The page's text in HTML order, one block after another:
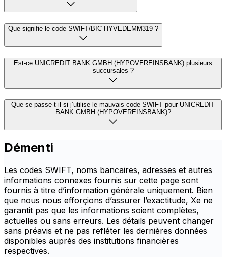
Que signifie le code SWIFT/BIC HYVEDEMM319 ?
Est-ce UNICREDIT BANK GMBH (HYPOVEREINSBANK) plusieurs
succursales ?
Que se passe-t-il si j’utilise le mauvais code SWIFT pour UNICREDIT
BANK GMBH (HYPOVEREINSBANK)?
Démenti
Les codes SWIFT, noms bancaires, adresses et autres
informations connexes fournis sur cette page sont
fournis à titre d’information générale uniquement. Bien
que nous nous efforçions d’assurer l’exactitude, Xe ne
garantit pas que les informations soient complètes,
actuelles ou sans erreurs. Les détails peuvent changer
sans préavis et ne pas refléter les dernières données
disponibles auprès des institutions financières
respectives.